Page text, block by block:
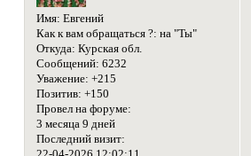
Имя: Евгений
Как к вам обращаться ?: на "Ты"
Откуда: Курская обл.
Сообщений: 6232
Уважение: +215
Позитив: +150
Провел на форуме:
3 месяца 9 дней
Последний визит: